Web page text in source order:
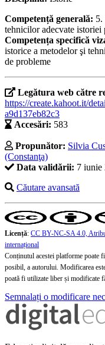
Competență generală: 5.
tehnicilor adecvate istoriei
Competența specifică
istorice a metodelor şi
de probleme
Legătura web către
https://create.kahoot.it/
a9d137eb82c3
Accesări: 583
Propunător: Silvia
(Constanţa)
Data validării: 7 iunie
Căutare avansată
Licență: CC BY-NC-SA 4.0,
internațional
Conținutul acestei platforme poate
posibil, a autorului. Modificarea
poată fi utilizate liber și modificate
Semnalați o modificare